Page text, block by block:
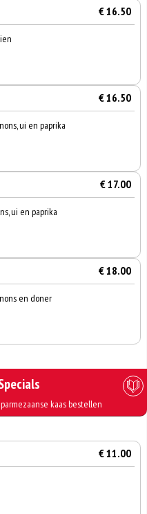
€ 16.50
€ 16.50
ui en paprika
€ 17.00
ui en paprika
€ 18.00
en doner
kaas bestellen
€ 11.00